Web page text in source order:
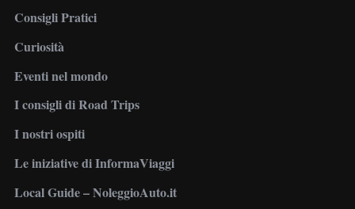
Consigli Pratici
Curiosità
Eventi nel mondo
I consigli di Road Trips
I nostri ospiti
Le iniziative di InformaViaggi
Local Guide – NoleggioAuto.it